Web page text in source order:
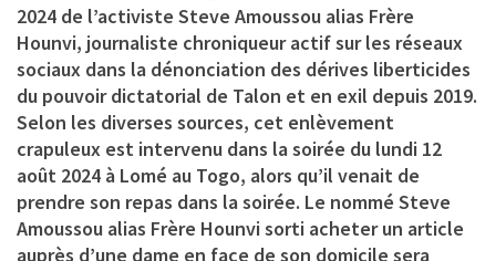
2024 de l’activiste Steve Amoussou alias Frère
Hounvi, journaliste chroniqueur actif sur les réseaux
sociaux dans la dénonciation des dérives liberticides
du pouvoir dictatorial de Talon et en exil depuis 2019.
Selon les diverses sources, cet enlèvement
crapuleux est intervenu dans la soirée du lundi 12
août 2024 à Lomé au Togo, alors qu’il venait de
prendre son repas dans la soirée. Le nommé Steve
Amoussou alias Frère Hounvi sorti acheter un article
auprès d’une dame en face de son domicile sera